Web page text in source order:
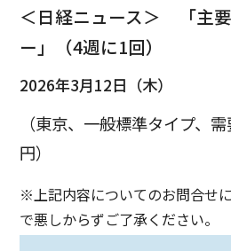
＜日経ニュース＞ 「主
ー」（4週に1回）
2026年3月12日（木）
（東京、一般標準タイプ、
円）
※上記内容についてのお問合せ
で悪しからずご了承ください。